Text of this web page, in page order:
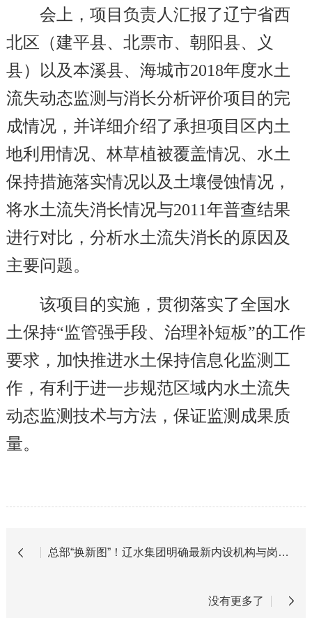
会上，项目负责人汇报了辽宁省西
北区（建平县、北票市、朝阳县、义
县）以及本溪县、海城市2018年度水土
流失动态监测与消长分析评价项目的完
成情况，并详细介绍了承担项目区内土
地利用情况、林草植被覆盖情况、水土
保持措施落实情况以及土壤侵蚀情况，
将水土流失消长情况与2011年普查结果
进行对比，分析水土流失消长的原因及
主要问题。
该项目的实施，贯彻落实了全国水
土保持“监管强手段、治理补短板”的工作
要求，加快推进水土保持信息化监测工
作，有利于进一步规范区域内水土流失
动态监测技术与方法，保证监测成果质
量。
总部“换新图”！辽水集团明确最新内设机构与岗位职责
没有更多了